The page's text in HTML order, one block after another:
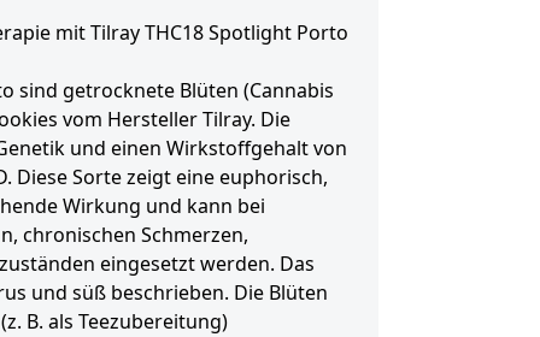
mit Tilray THC18 Spotlight Porto
sind getrocknete Blüten (Cannabis
vom Hersteller Tilray. Die
und einen Wirkstoffgehalt von
Diese Sorte zeigt eine euphorisch,
Wirkung und kann bei
chronischen Schmerzen,
eingesetzt werden. Das
und süß beschrieben. Die Blüten
B. als Teezubereitung)